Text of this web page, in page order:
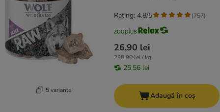
5 variante
26,90 lei
298,90 lei / kg
25,56 lei
Rating: 4.8/5 (757)
Adaugă în coș